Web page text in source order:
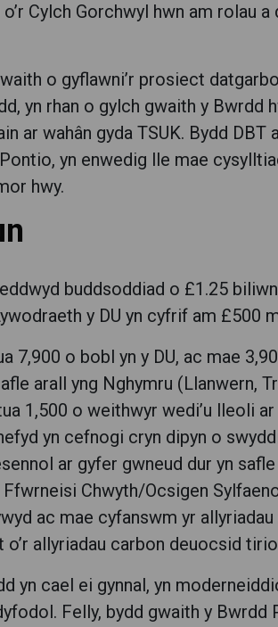
o’r Cylch Gorchwyl hwn am rolau
o gyflawni’r prosiect
yn rhan o gylch gwaith y Bwrdd
ar wahân gyda TSUK. Bydd DBT
yn enwedig lle mae
hwy.
buddsoddiad o £1.25
y DU yn cyfrif am £500
7,900 o bobl yn y DU, ac mae
arall yng Nghymru (Llanwern,
1,500 o weithwyr wedi’u lleoli
yn cefnogi cryn dipyn o
ar gyfer gwneud dur yn
Chwyth/Ocsigen
ac mae cyfanswm yr
allyriadau carbon deuocsid
yn cael ei gynnal, yn
Felly, bydd gwaith y Bwrdd